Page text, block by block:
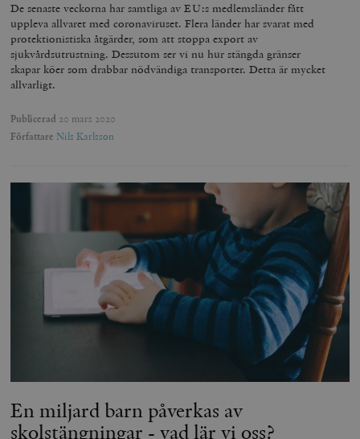
De senaste veckorna har samtliga av EU:s medlemsländer fått
uppleva allvaret med coronaviruset. Flera länder har svarat med
protektionistiska åtgärder, som att stoppa export av
sjukvårdsutrustning. Dessutom ser vi nu hur stängda gränser
skapar köer som drabbar nödvändiga transporter. Detta är mycket
allvarligt.
Publicerad 20 mars 2020
Författare Nils Karlsson
En miljard barn påverkas av
skolstängningar - vad lär vi oss?